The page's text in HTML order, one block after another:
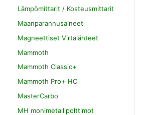
Lämpömittarit / Kosteusmittarit
Maanparannusaineet
Magneettiset Virtalähteet
Mammoth
Mammoth Classic+
Mammoth Pro+ HC
MasterCarbo
MH monimetallipolttimot